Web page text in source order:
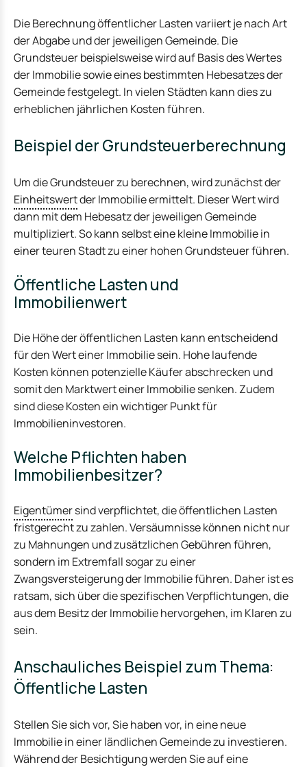
Die Berechnung öffentlicher Lasten variiert je nach Art
der Abgabe und der jeweiligen Gemeinde. Die
Grundsteuer beispielsweise wird auf Basis des Wertes
der Immobilie sowie eines bestimmten Hebesatzes der
Gemeinde festgelegt. In vielen Städten kann dies zu
erheblichen jährlichen Kosten führen.
Beispiel der Grundsteuerberechnung
Um die Grundsteuer zu berechnen, wird zunächst der
Einheitswertder Immobilie ermittelt. Dieser Wert wird
dann mit dem Hebesatz der jeweiligen Gemeinde
multipliziert. So kann selbst eine kleine Immobilie in
einer teuren Stadt zu einer hohen Grundsteuer führen.
Öffentliche Lasten und
Immobilienwert
Die Höhe der öffentlichen Lasten kann entscheidend
für den Wert einer Immobilie sein. Hohe laufende
Kosten können potenzielle Käufer abschrecken und
somit den Marktwert einer Immobilie senken. Zudem
sind diese Kosten ein wichtiger Punkt für
Immobilieninvestoren.
Welche Pflichten haben
Immobilienbesitzer?
Eigentümersind verpflichtet, die öffentlichen Lasten
fristgerecht zu zahlen. Versäumnisse können nicht nur
zu Mahnungen und zusätzlichen Gebühren führen,
sondern im Extremfall sogar zu einer
Zwangsversteigerung der Immobilie führen. Daher ist es
ratsam, sich über die spezifischen Verpflichtungen, die
aus dem Besitz der Immobilie hervorgehen, im Klaren zu
sein.
Anschauliches Beispiel zum Thema:
Öffentliche Lasten
Stellen Sie sich vor, Sie haben vor, in eine neue
Immobilie in einer ländlichen Gemeinde zu investieren.
Während der Besichtigung werden Sie auf eine